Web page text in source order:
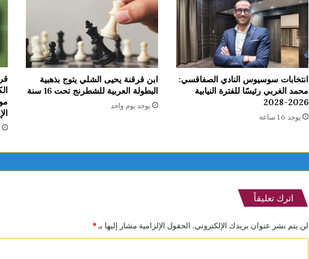
انتخابات سوسيوس النادي الصفاقسي:
محمد الغربي رئيسًا للفترة النيابية
2026-2028
يوجد 16 ساعة
ابن قرقنة يحيى الشلي يتوج بذهبية
البطولة العربية للشطرنج تحت 16 سنة
يوجد يوم واحد
اترك تعليقاً
لن يتم نشر عنوان بريدك الإلكتروني. الحقول الإلزامية مشار إليها بـ*